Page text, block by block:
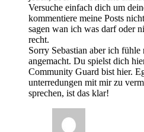
Versuche einfach dich um
kommentiere meine Posts
sagen wan ich was darf oder
recht.
Sorry Sebastian aber ich
angemacht. Du spielst dich
Community Guard bist hier.
unterredungen mit mir zu
sprechen, ist das klar!